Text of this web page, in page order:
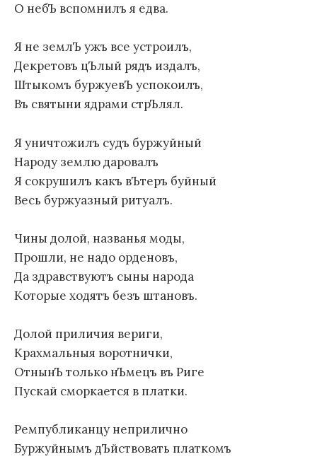
О небЪ вспомнилъ я едва.
Я не землЪ ужъ все устроилъ,
Декретовъ цЪлый рядъ издалъ,
Штыкомъ буржуевЪ успокоилъ,
Въ святыни ядрами стрЪлял.
Я уничтожилъ судъ буржуйный
Народу землю даровалъ
Я сокрушилъ какъ вЪтеръ буйный
Весь буржуазный ритуалъ.
Чины долой, названья моды,
Прошли, не надо орденовъ,
Да здравствуютъ сыны народа
Которые ходятъ безъ штановъ.
Долой приличия вериги,
Крахмальныя воротнички,
ОтнынЪ только нЪмецъ въ Риге
Пускай сморкается в платки.
Ремпубликанцу неприлично
Буржуйнымъ дЪйствовать платкомъ